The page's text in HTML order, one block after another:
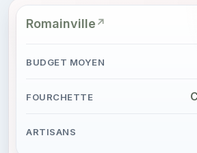
Romainville